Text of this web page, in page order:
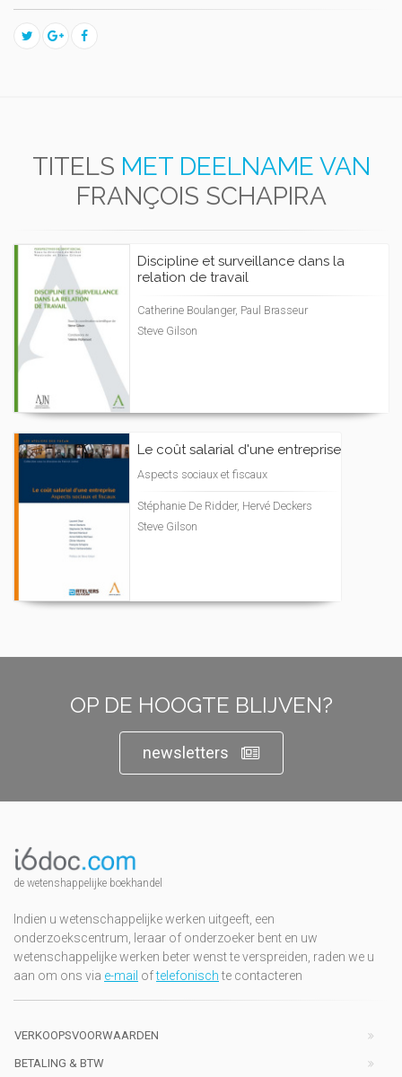
TITELS MET DEELNAME VAN
FRANÇOIS SCHAPIRA
Discipline et surveillance dans la
relation de travail
Catherine Boulanger, Paul Brasseur
Steve Gilson
Le coût salarial d'une entreprise
Aspects sociaux et fiscaux
Stéphanie De Ridder, Hervé Deckers
Steve Gilson
OP DE HOOGTE BLIJVEN?
newsletters
de wetenshappelijke boekhandel
Indien u wetenschappelijke werken uitgeeft, een
onderzoekscentrum, leraar of onderzoeker bent en uw
wetenschappelijke werken beter wenst te verspreiden, raden we u
aan om ons via e-mail oftelefonischte contacteren
VERKOOPSVOORWAARDEN
BETALING & BTW